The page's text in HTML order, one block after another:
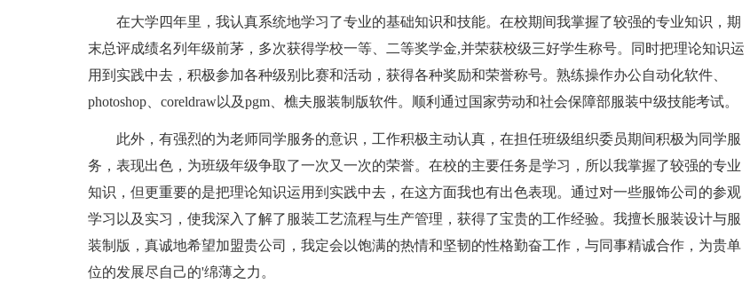
在大学四年里，我认真系统地学习了专业的基础知识和技能。在校期间我掌握了较强的专业知识，期
末总评成绩名列年级前茅，多次获得学校一等、二等奖学金,并荣获校级三好学生称号。同时把理论知识运
用到实践中去，积极参加各种级别比赛和活动，获得各种奖励和荣誉称号。熟练操作办公自动化软件、
photoshop、coreldraw以及pgm、樵夫服装制版软件。顺利通过国家劳动和社会保障部服装中级技能考试。
此外，有强烈的为老师同学服务的意识，工作积极主动认真，在担任班级组织委员期间积极为同学服
务，表现出色，为班级年级争取了一次又一次的荣誉。在校的主要任务是学习，所以我掌握了较强的专业
知识，但更重要的是把理论知识运用到实践中去，在这方面我也有出色表现。通过对一些服饰公司的参观
学习以及实习，使我深入了解了服装工艺流程与生产管理，获得了宝贵的工作经验。我擅长服装设计与服
装制版，真诚地希望加盟贵公司，我定会以饱满的热情和坚韧的性格勤奋工作，与同事精诚合作，为贵单
位的发展尽自己的'绵薄之力。